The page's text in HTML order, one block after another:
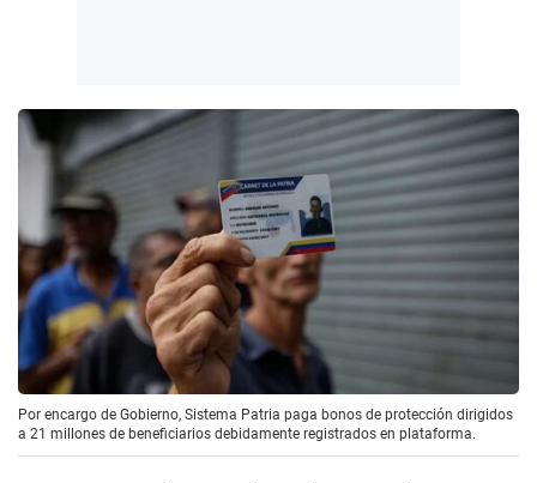
Por encargo de Gobierno, Sistema Patria paga bonos de protección dirigidos
a 21 millones de beneficiarios debidamente registrados en plataforma.